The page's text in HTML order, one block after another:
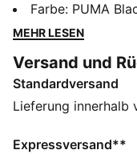
verstellbaren
gemacht, die viel
deine Ausrüstung
FEATURES +
Hergestellt aus
DETAILS
Farbe: PUMA
MEHR LESEN
Versand und
Standardversand
Lieferung innerhalb
Expressversand**